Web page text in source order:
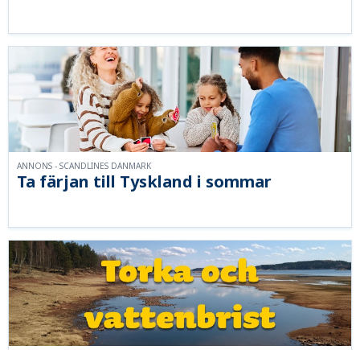
Ta färjan till Tyskland i sommar
ANNONS - SCANDLINES DANMARK